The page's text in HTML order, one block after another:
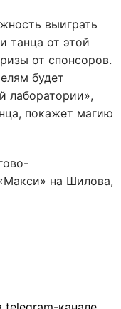
выиграть
танца от этой
от спонсоров.
будет
лаборатории»,
покажет магию
на Шилова,